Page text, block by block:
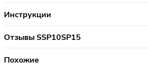
Инструкции
Отзывы SSP10SP15
Похожие